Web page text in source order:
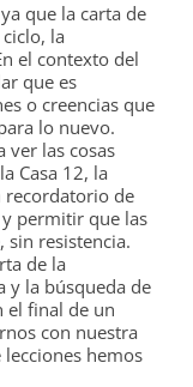
que la carta de
la
el contexto del
que es
o creencias que
lo nuevo.
ver las cosas
Casa 12, la
recordatorio de
permitir que las
sin resistencia.
de la
y la búsqueda de
el final de un
con nuestra
hemos